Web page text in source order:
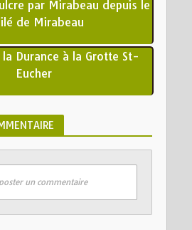
par Mirabeau depuis le
de Mirabeau
Durance à la Grotte St-
Eucher
un commentaire